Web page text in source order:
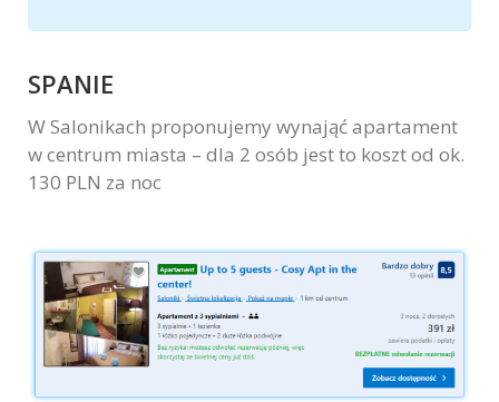
SPANIE
W Salonikach proponujemy wynająć apartament
w centrum miasta – dla 2 osób jest to koszt od ok.
130 PLN za noc